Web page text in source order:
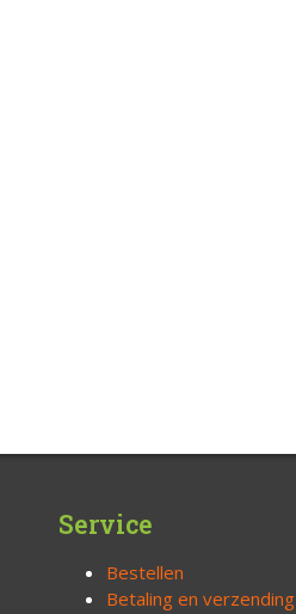
Service
Bestellen
Betaling en verzending